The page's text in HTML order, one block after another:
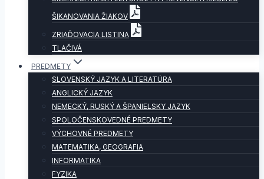
ŠIKANOVANIA ŽIAKOV
ZRIAĎOVACIA LISTINA
TLAČIVÁ
PREDMETY
SLOVENSKÝ JAZYK A LITERATÚRA
ANGLICKÝ JAZYK
NEMECKÝ, RUSKÝ A ŠPANIELSKY JAZYK
SPOLOČENSKOVEDNÉ PREDMETY
VÝCHOVNÉ PREDMETY
MATEMATIKA, GEOGRAFIA
INFORMATIKA
FYZIKA